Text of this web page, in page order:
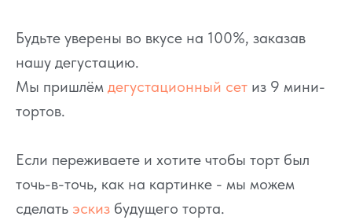
Будьте уверены во вкусе на 100%, заказав
нашу дегустацию.
Мы пришлём дегустационный сет из 9 мини-
тортов.
Если переживаете и хотите чтобы торт был
точь-в-точь, как на картинке - мы можем
сделать эскиз будущего торта.